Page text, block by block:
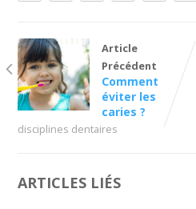
Article
Précédent
Comment
éviter les
caries ?
disciplines dentaires
ARTICLES LIÉS